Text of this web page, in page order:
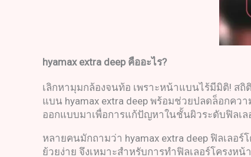
hyamax extra deep คืออะไร?
เลิกหามุมกล้องจนท้อ เพราะหน้าแบนไร้มีมิติ! ส
แบน hyamax extra deep พร้อมช่วยปลดล็อกคว
ออกแบบมาเพื่อการแก้ปัญหาในชั้นผิวระดับฟิลเล
หลายคนมักถามว่า hyamax extra deep ฟิลเลอ
ย้วยง่าย จึงเหมาะสำหรับการทำฟิลเลอร์โครงห